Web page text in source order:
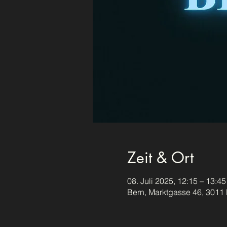
Zeit & Ort
08. Juli 2025, 12:15 – 13:45
Bern, Marktgasse 46, 3011